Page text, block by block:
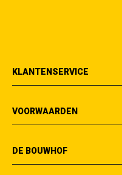
KLANTENSERVICE
VOORWAARDEN
DE BOUWHOF